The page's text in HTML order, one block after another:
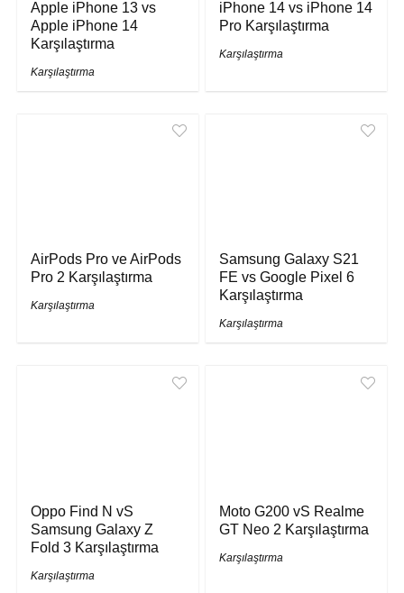
Apple iPhone 13 vs
Apple iPhone 14
Karşılaştırma
Karşılaştırma
iPhone 14 vs iPhone 14
Pro Karşılaştırma
Karşılaştırma
AirPods Pro ve AirPods
Pro 2 Karşılaştırma
Karşılaştırma
Samsung Galaxy S21
FE vs Google Pixel 6
Karşılaştırma
Karşılaştırma
Oppo Find N vS
Samsung Galaxy Z
Fold 3 Karşılaştırma
Karşılaştırma
Moto G200 vS Realme
GT Neo 2 Karşılaştırma
Karşılaştırma